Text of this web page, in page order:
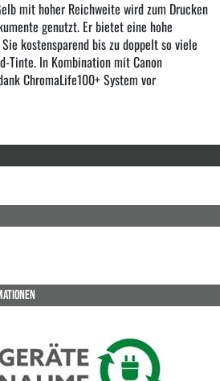
mit hoher Reichweite wird zum Drucken
genutzt. Er bietet eine hohe
kostensparend bis zu doppelt so viele
Tinte. In Kombination mit Canon
ChromaLife100+ System vor